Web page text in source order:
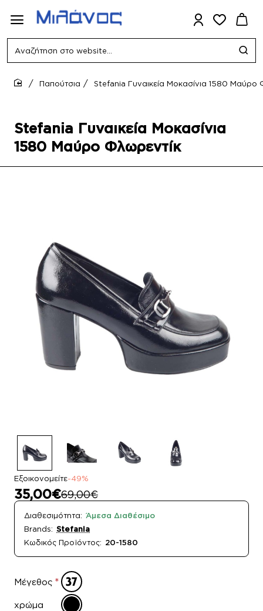
Αναζήτηση
website...
Stefania Γυναικεία Μοκασίνια
1580 Μαύρο Φλωρεντίκ
Παπούτσια Stefania Γυναικεία Μοκασίνια 1580 Μαύρο
Εξοικονομείτε-49%
35,00€69,00€
Διαθεσιμότητα: Άμεσα Διαθέσιμο
Brands: Stefania
Κωδικός Προϊόντος: 20-1580
Μέγεθος
χρώμα